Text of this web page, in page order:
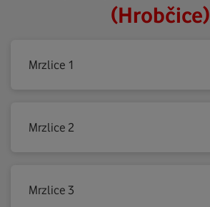
(Hrobčice)
Mrzlice 1
Mrzlice 2
Mrzlice 3